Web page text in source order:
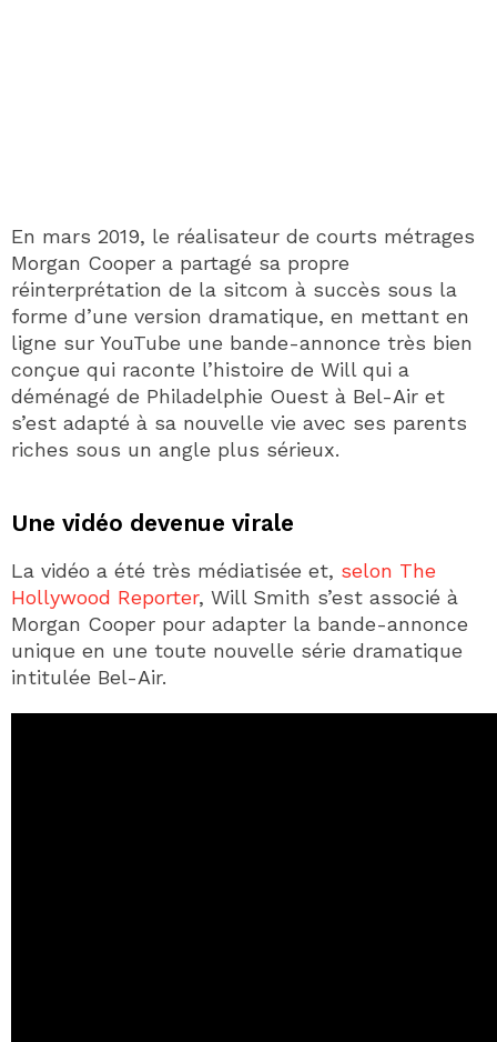
En mars 2019, le réalisateur de courts métrages
Morgan Cooper a partagé sa propre
réinterprétation de la sitcom à succès sous la
forme d’une version dramatique, en mettant en
ligne sur YouTube une bande-annonce très bien
conçue qui raconte l’histoire de Will qui a
déménagé de Philadelphie Ouest à Bel-Air et
s’est adapté à sa nouvelle vie avec ses parents
riches sous un angle plus sérieux.
Une vidéo devenue virale
La vidéo a été très médiatisée et, selon The
Hollywood Reporter, Will Smith s’est associé à
Morgan Cooper pour adapter la bande-annonce
unique en une toute nouvelle série dramatique
intitulée Bel-Air.